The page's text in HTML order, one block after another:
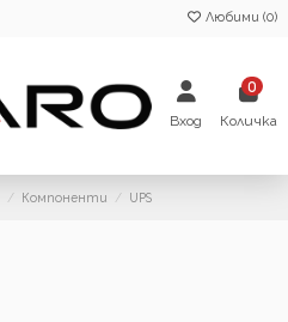
Любими (0)
Вход
0
Количка
Компоненти UPS